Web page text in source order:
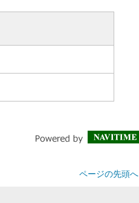
ページの先頭へ